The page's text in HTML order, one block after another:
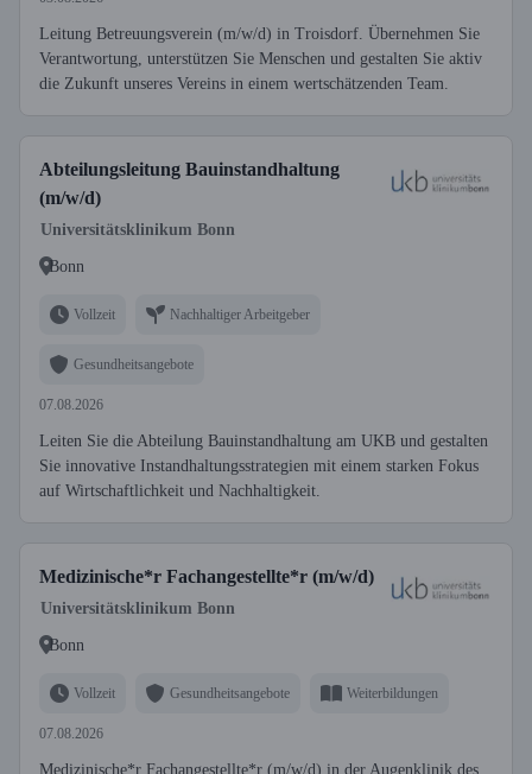
Leitung Betreuungsverein (m/w/d) in Troisdorf. Übernehmen Sie
Verantwortung, unterstützen Sie Menschen und gestalten Sie aktiv
die Zukunft unseres Vereins in einem wertschätzenden Team.
Abteilungsleitung Bauinstandhaltung
(m/w/d)
Universitätsklinikum Bonn
Bonn
Vollzeit Nachhaltiger Arbeitgeber
Gesundheitsangebote
07.08.2026
Leiten Sie die Abteilung Bauinstandhaltung am UKB und gestalten
Sie innovative Instandhaltungsstrategien mit einem starken Fokus
auf Wirtschaftlichkeit und Nachhaltigkeit.
Medizinische*r Fachangestellte*r (m/w/d)
Universitätsklinikum Bonn
Bonn
Vollzeit Gesundheitsangebote Weiterbildungen
07.08.2026
Medizinische*r Fachangestellte*r (m/w/d) in der Augenklinik des